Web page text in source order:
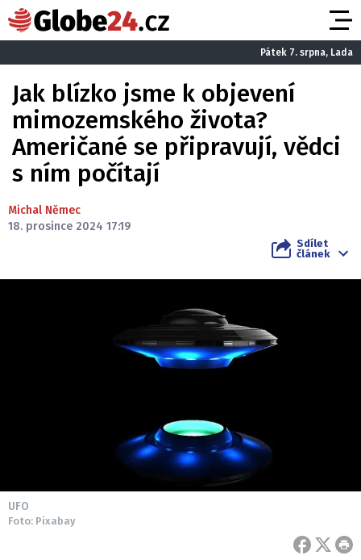
Pátek 7. srpna, Lada
Jak blízko jsme k objevení
mimozemského života?
Američané se připravují, vědci
s ním počítají
Michal Němec
18. prosince 2024 17:19
Sdílet
článek
UFO
Foto: Pixabay